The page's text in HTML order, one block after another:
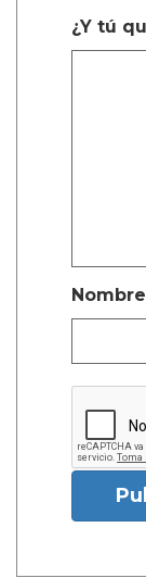
¿Y tú